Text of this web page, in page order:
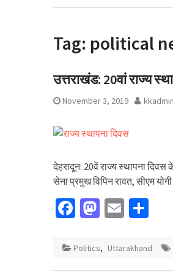
Tag: political
उत्तराखंड: 20वां राज्य
November 3, 2019 kkadmin
देहरादून: 20वें राज्य स्थापना
सेना प्रमुख विपिन रावत, सीएम
Facebook
Mastodon
Email
Politics, Uttarakhand